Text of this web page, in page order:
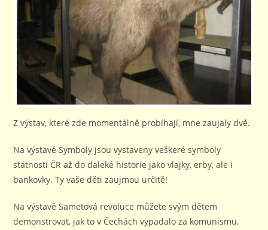
Z výstav, které zde momentálně probíhají, mne zaujaly dvě.
Na výstavě Symboly jsou vystaveny veškeré symboly
státnosti ČR až do daleké historie jako vlajky, erby, ale i
bankovky. Ty vaše děti zaujmou určitě!
Na výstavě Sametová revoluce můžete svým dětem
demonstrovat, jak to v Čechách vypadalo za komunismu,